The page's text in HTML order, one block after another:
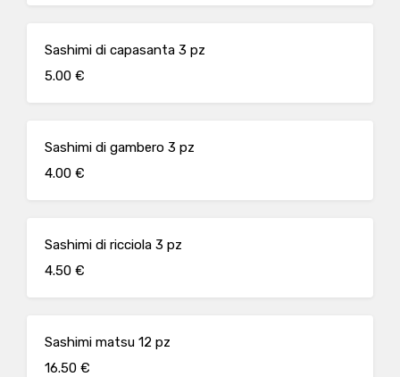
Sashimi di capasanta 3 pz
5.00 €
Sashimi di gambero 3 pz
4.00 €
Sashimi di ricciola 3 pz
4.50 €
Sashimi matsu 12 pz
16.50 €